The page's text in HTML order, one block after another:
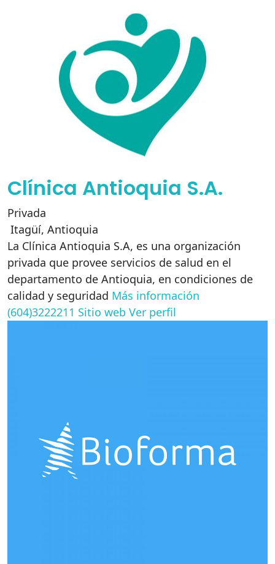
Clínica Antioquia S.A.
Privada
Itagüí, Antioquia
La Clínica Antioquia S.A, es una organización
privada que provee servicios de salud en el
departamento de Antioquia, en condiciones de
calidad y seguridad Más información
(604)3222211 Sitio web Ver perfil